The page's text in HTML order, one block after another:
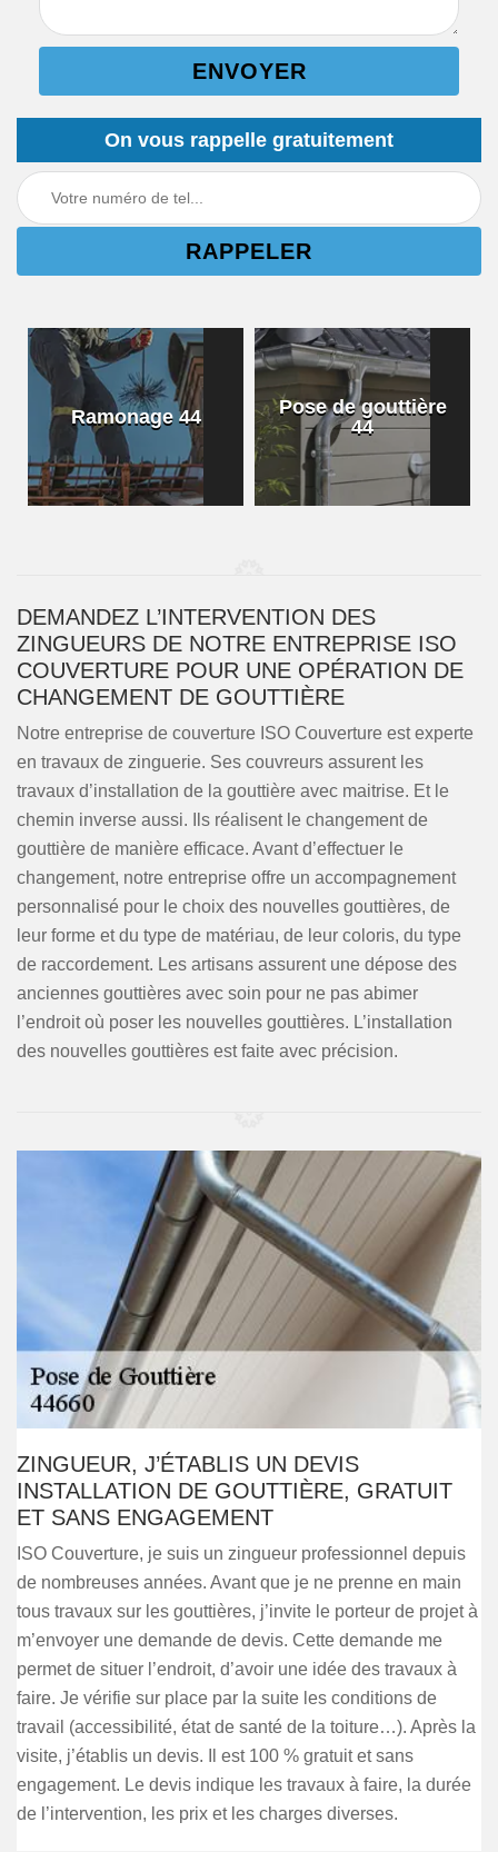
On vous rappelle gratuitement
Ramonage 44
Pose de gouttière
44
DEMANDEZ L’INTERVENTION DES
ZINGUEURS DE NOTRE ENTREPRISE ISO
COUVERTURE POUR UNE OPÉRATION DE
CHANGEMENT DE GOUTTIÈRE
Notre entreprise de couverture ISO Couverture est experte
en travaux de zinguerie. Ses couvreurs assurent les
travaux d’installation de la gouttière avec maitrise. Et le
chemin inverse aussi. Ils réalisent le changement de
gouttière de manière efficace. Avant d’effectuer le
changement, notre entreprise offre un accompagnement
personnalisé pour le choix des nouvelles gouttières, de
leur forme et du type de matériau, de leur coloris, du type
de raccordement. Les artisans assurent une dépose des
anciennes gouttières avec soin pour ne pas abimer
l’endroit où poser les nouvelles gouttières. L’installation
des nouvelles gouttières est faite avec précision.
ZINGUEUR, J’ÉTABLIS UN DEVIS
INSTALLATION DE GOUTTIÈRE, GRATUIT
ET SANS ENGAGEMENT
ISO Couverture, je suis un zingueur professionnel depuis
de nombreuses années. Avant que je ne prenne en main
tous travaux sur les gouttières, j’invite le porteur de projet à
m’envoyer une demande de devis. Cette demande me
permet de situer l’endroit, d’avoir une idée des travaux à
faire. Je vérifie sur place par la suite les conditions de
travail (accessibilité, état de santé de la toiture…). Après la
visite, j’établis un devis. Il est 100 % gratuit et sans
engagement. Le devis indique les travaux à faire, la durée
de l’intervention, les prix et les charges diverses.